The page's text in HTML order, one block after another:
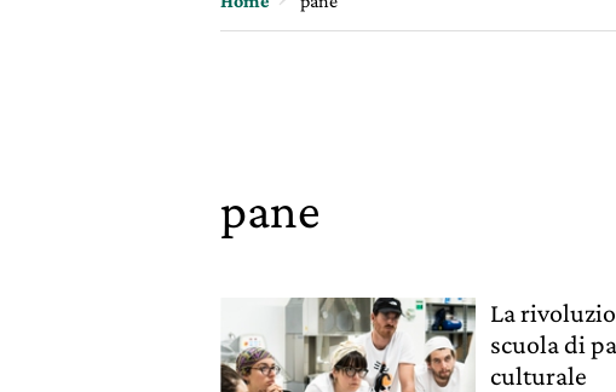
pane
La
scuola di
culturale